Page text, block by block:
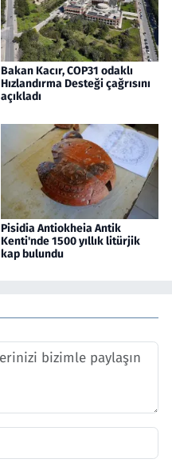
Bakan Kacır, COP31 odaklı
Hızlandırma Desteği çağrısını
açıkladı
Pisidia Antiokheia Antik
Kenti'nde 1500 yıllık litürjik
kap bulundu